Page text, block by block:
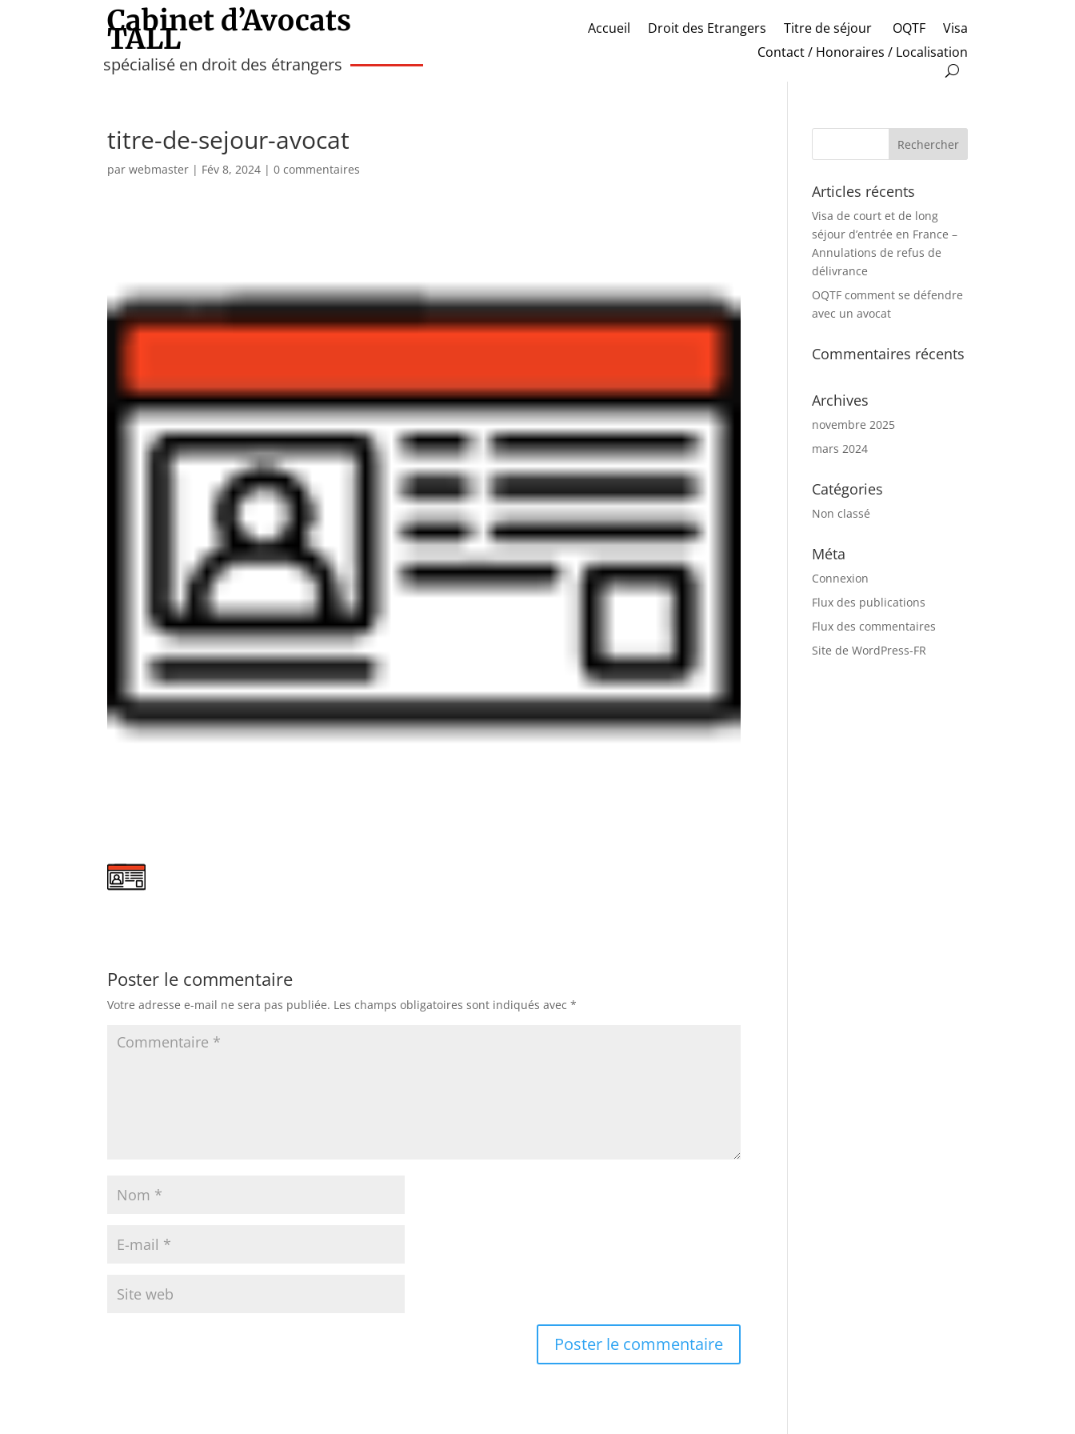
Cabinet d’Avocats
TALL
spécialisé en droit des étrangers
Accueil Droit des Etrangers Titre de séjour OQTF
Visa
Contact / Honoraires / Localisation
titre-de-sejour-avocat
parwebmaster | Fév 8, 2024 |0 commentaires
Poster le commentaire
Votre adresse e-mail ne sera pas publiée. Les champs obligatoires sont indiqués avec*
Articles récents
Visa de court et de long
séjour d’entrée en France –
Annulations de refus de
délivrance
OQTF comment se défendre
avec un avocat
Commentaires récents
Archives
novembre 2025
mars 2024
Catégories
Non classé
Méta
Connexion
Flux des publications
Flux des commentaires
Site de WordPress-FR